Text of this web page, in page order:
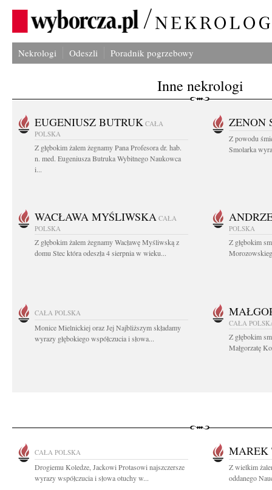
Nekrologi Odeszli Poradnik pogrzebowy
Inne nekrologi
EUGENIUSZ BUTRUK CAŁA
POLSKA
Z głębokim żalem żegnamy Pana Profesora dr. hab.
n. med. Eugeniusza Butruka Wybitnego Naukowca
i...
ZENON
Z powodu
Smolarka
WACŁAWA MYŚLIWSKA CAŁA
POLSKA
Z głębokim żalem żegnamy Wacławę Myśliwską z
domu Stec która odeszła 4 sierpnia w wieku...
POLSKA
Z głębokim
CAŁA POLSKA
Monice Mielnickiej oraz Jej Najbliższym składamy
wyrazy głębokiego współczucia i słowa...
CAŁA
Z głębokim
Małgorzatę
CAŁA POLSKA
Drogiemu Koledze, Jackowi Protasowi najszczersze
wyrazy współczucia i słowa otuchy w...
MAREK
Z wielkim
oddanego